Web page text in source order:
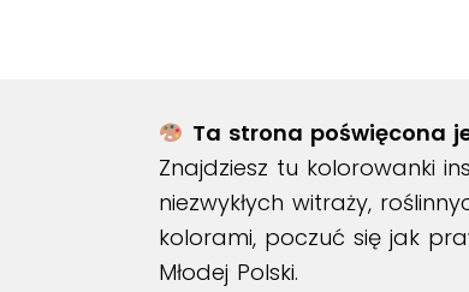
Ta strona poświęcona
Znajdziesz tu kolorowanki
niezwykłych witraży,
kolorami, poczuć się jak
Młodej Polski.